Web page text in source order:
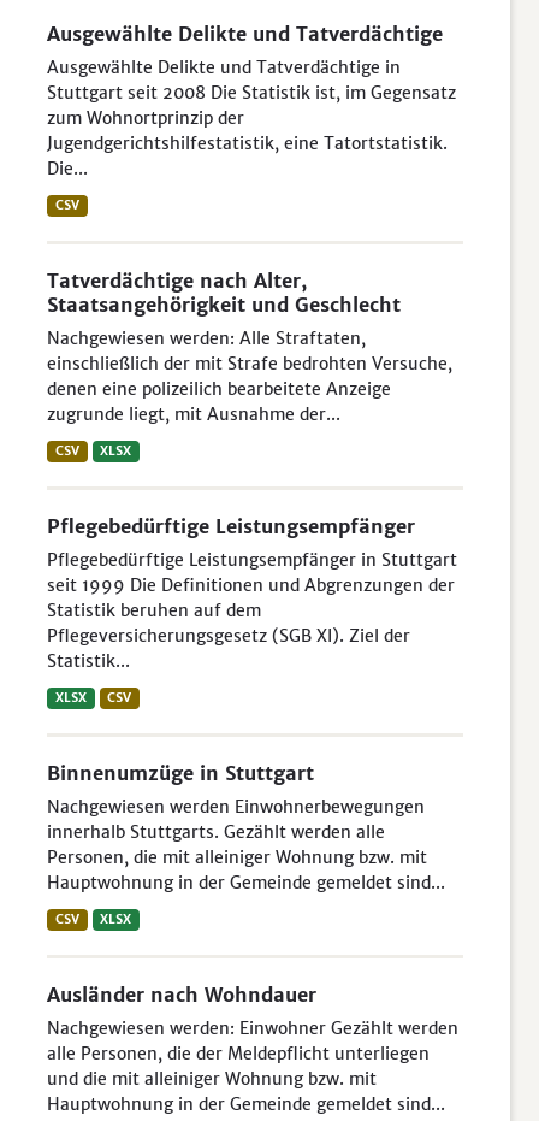
Ausgewählte Delikte und Tatverdächtige
Ausgewählte Delikte und Tatverdächtige in
Stuttgart seit 2008 Die Statistik ist, im Gegensatz
zum Wohnortprinzip der
Jugendgerichtshilfestatistik, eine Tatortstatistik.
Die...
CSV
Tatverdächtige nach Alter,
Staatsangehörigkeit und Geschlecht
Nachgewiesen werden: Alle Straftaten,
einschließlich der mit Strafe bedrohten Versuche,
denen eine polizeilich bearbeitete Anzeige
zugrunde liegt, mit Ausnahme der...
CSV XLSX
Pflegebedürftige Leistungsempfänger
Pflegebedürftige Leistungsempfänger in Stuttgart
seit 1999 Die Definitionen und Abgrenzungen der
Statistik beruhen auf dem
Pflegeversicherungsgesetz (SGB XI). Ziel der
Statistik...
XLSX CSV
Binnenumzüge in Stuttgart
Nachgewiesen werden Einwohnerbewegungen
innerhalb Stuttgarts. Gezählt werden alle
Personen, die mit alleiniger Wohnung bzw. mit
Hauptwohnung in der Gemeinde gemeldet sind...
CSV XLSX
Ausländer nach Wohndauer
Nachgewiesen werden: Einwohner Gezählt werden
alle Personen, die der Meldepflicht unterliegen
und die mit alleiniger Wohnung bzw. mit
Hauptwohnung in der Gemeinde gemeldet sind...